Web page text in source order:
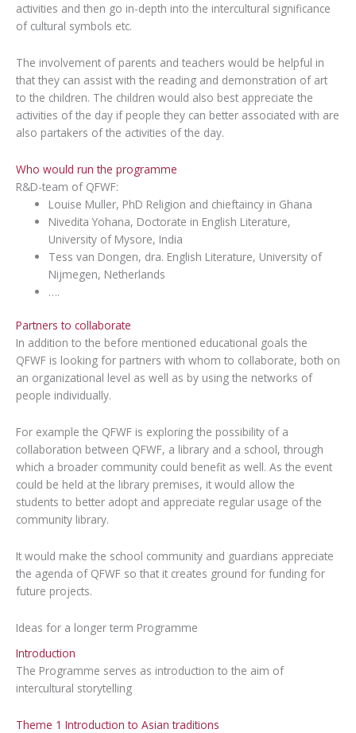
activities and then go in-depth into the intercultural significance
of cultural symbols etc.
The involvement of parents and teachers would be helpful in
that they can assist with the reading and demonstration of art
to the children. The children would also best appreciate the
activities of the day if people they can better associated with are
also partakers of the activities of the day.
Who would run the programme
R&D-team of QFWF:
Louise Muller, PhD Religion and chieftaincy in Ghana
Nivedita Yohana, Doctorate in English Literature,
University of Mysore, India
Tess van Dongen, dra. English Literature, University of
Nijmegen, Netherlands
….
Partners to collaborate
In addition to the before mentioned educational goals the
QFWF is looking for partners with whom to collaborate, both on
an organizational level as well as by using the networks of
people individually.
For example the QFWF is exploring the possibility of a
collaboration between QFWF, a library and a school, through
which a broader community could benefit as well. As the event
could be held at the library premises, it would allow the
students to better adopt and appreciate regular usage of the
community library.
It would make the school community and guardians appreciate
the agenda of QFWF so that it creates ground for funding for
future projects.
Ideas for a longer term Programme
Introduction
The Programme serves as introduction to the aim of
intercultural storytelling
Theme 1 Introduction to Asian traditions